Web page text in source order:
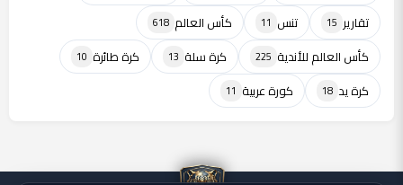
تقارير 15 تنس 11 كأس العالم 618
كأس العالم للأندية 225 كرة سلة 13 كرة طائرة 10
كرة يد 18 كورة عربية 11